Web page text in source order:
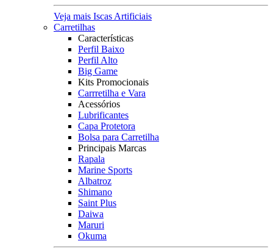
Veja mais Iscas Artificiais
Carretilhas
Características
Perfil Baixo
Perfil Alto
Big Game
Kits Promocionais
Carrretilha e Vara
Acessórios
Lubrificantes
Capa Protetora
Bolsa para Carretilha
Principais Marcas
Rapala
Marine Sports
Albatroz
Shimano
Saint Plus
Daiwa
Maruri
Okuma